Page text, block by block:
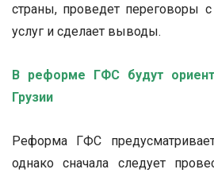
страны, проведет переговоры
услуг и сделает выводы.
В реформе ГФС будут
Грузии
Реформа ГФС
однако сначала следует